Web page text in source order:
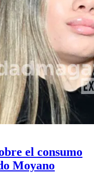
el consumo
Moyano